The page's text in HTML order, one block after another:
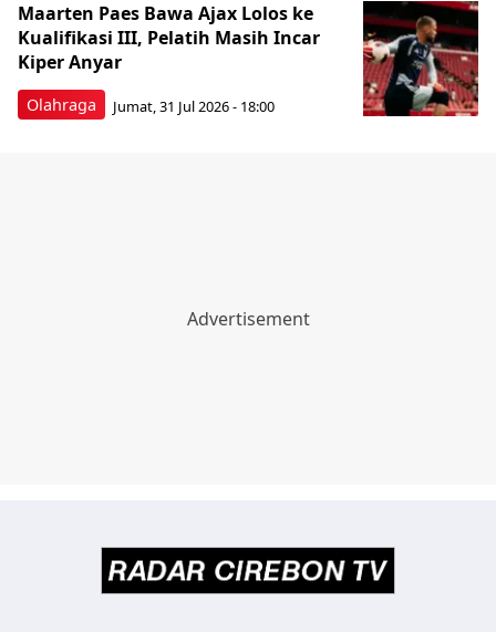
Olahraga
Maarten Paes Bawa Ajax Lolos ke
Kualifikasi III, Pelatih Masih Incar
Kiper Anyar
Jumat, 31 Jul 2026 - 18:00